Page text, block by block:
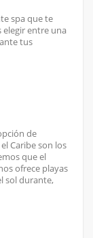
spa que te
elegir entre una
tus
de
Caribe son los
que el
ofrece playas
sol durante,